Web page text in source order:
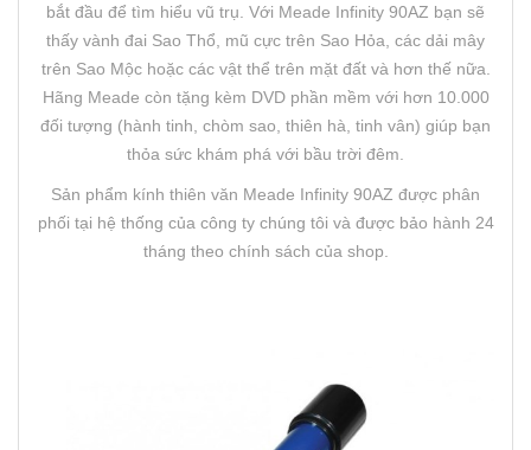
bắt đầu để tìm hiểu vũ trụ. Với Meade Infinity 90AZ bạn sẽ
thấy vành đai Sao Thổ, mũ cực trên Sao Hỏa, các dải mây
trên Sao Mộc hoặc các vật thể trên mặt đất và hơn thế nữa.
Hãng Meade còn tặng kèm DVD phần mềm với hơn 10.000
đối tượng (hành tinh, chòm sao, thiên hà, tinh vân) giúp bạn
thỏa sức khám phá với bầu trời đêm.
Sản phẩm kính thiên văn Meade Infinity 90AZ được phân
phối tại hệ thống của công ty chúng tôi và được bảo hành 24
tháng theo chính sách của shop.